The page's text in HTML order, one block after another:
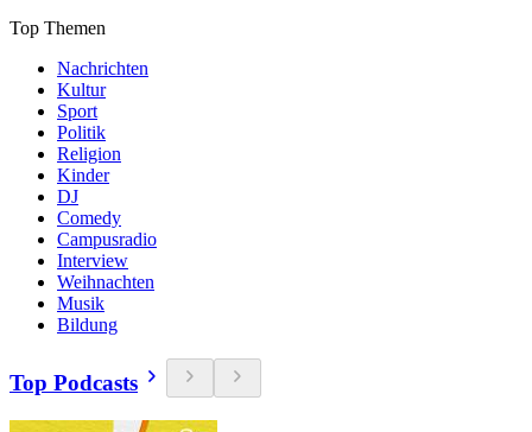
Top Themen
Nachrichten
Kultur
Sport
Politik
Religion
Kinder
DJ
Comedy
Campusradio
Interview
Weihnachten
Musik
Bildung
Top Podcasts